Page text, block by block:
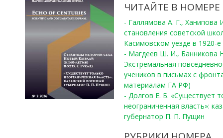
ЧИТАЙТЕ В НОМЕРЕ
- Галлямова А. Г.,
становления советской
Касимовском уезде в 1920-е
- Магдеев Ш. И., Банникова
Экстремальная
учеников в письмах с
материалам ГА РФ)
- Долгов Е. Б. «Существует
неограниченная власть»:
губернатор П. П. Пущин